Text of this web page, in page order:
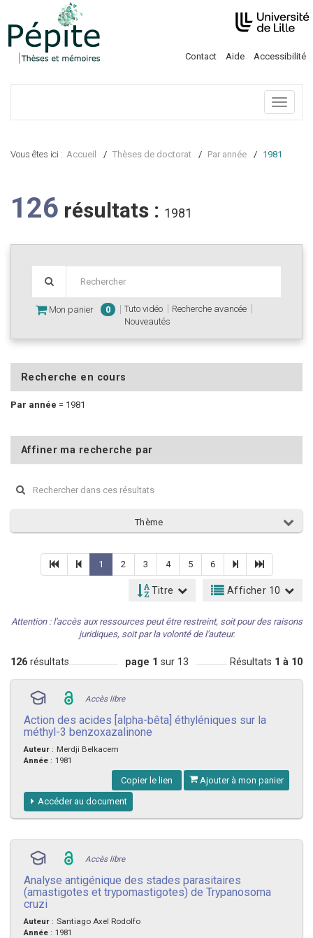
Contact Aide Accessibilité
Menu
Vous êtes ici : Accueil Thèses de doctorat Par année 1981
126 résultats : 1981
Mon panier 0 Tuto vidéo
Recherche avancée
Nouveautés
Recherche en cours
Par année = 1981
Affiner ma recherche par
Thème
1 2 3 4 5 6
Titre Afficher 10
Attention : l'accès aux ressources peut être restreint, soit pour des raisons
juridiques, soit par la volonté de l'auteur.
126 résultats page 1 sur 13 Résultats 1 à 10
Accès libre
Action des acides [alpha-bêta] éthyléniques sur la
méthyl-3 benzoxazalinone
Auteur : Merdji Belkacem
Année : 1981
Copier le lien Ajouter à mon panier
Accéder au document
Accès libre
Analyse antigénique des stades parasitaires
(amastigotes et trypomastigotes) de Trypanosoma
cruzi
Auteur : Santiago Axel Rodolfo
Année : 1981